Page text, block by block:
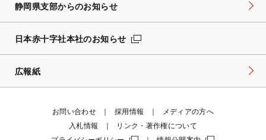
静岡県支部からのお知らせ
日本赤十字社本社のお知らせ
広報紙
お問い合わせ 採用情報
メディアの方へ
入札情報
リンク・著作権について